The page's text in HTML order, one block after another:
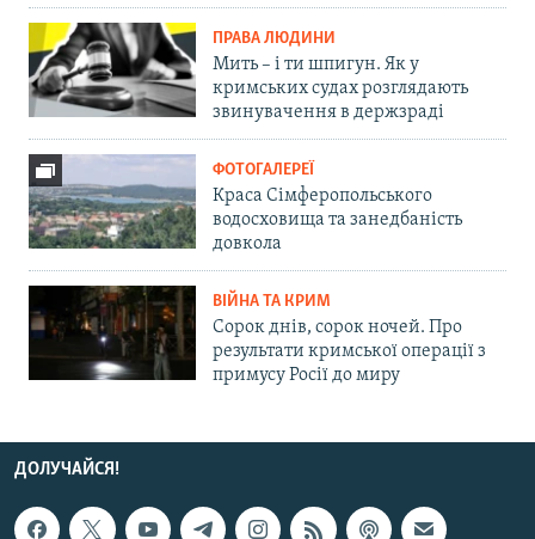
ПРАВА ЛЮДИНИ
Мить – і ти шпигун. Як у
кримських судах розглядають
звинувачення в держзраді
ФОТОГАЛЕРЕЇ
Краса Сімферопольського
водосховища та занедбаність
довкола
ВІЙНА ТА КРИМ
Сорок днів, сорок ночей. Про
результати кримської операції з
примусу Росії до миру
ДОЛУЧАЙСЯ!